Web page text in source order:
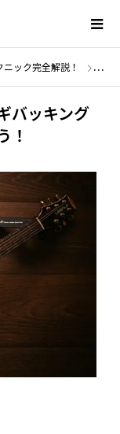
ック完全解説！ ギタ
バッキング
！